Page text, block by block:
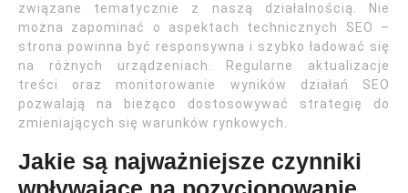
związane tematycznie z naszą działalnością. Nie
można zapominać o aspektach technicznych SEO –
strona powinna być responsywna i szybko ładować się
na różnych urządzeniach. Regularne aktualizacje
treści oraz monitorowanie wyników działań SEO
pozwalają na bieżąco dostosowywać strategię do
zmieniających się warunków rynkowych.
Jakie są najważniejsze czynniki